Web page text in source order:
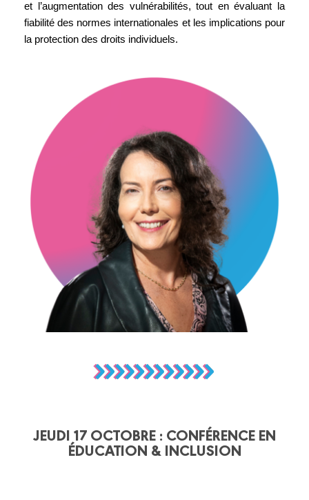
et l’augmentation des vulnérabilités, tout en évaluant la
fiabilité des normes internationales et les implications pour
la protection des droits individuels.
JEUDI 17 OCTOBRE : CONFÉRENCE EN
ÉDUCATION & INCLUSION